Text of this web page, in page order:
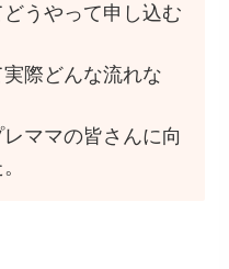
どうやって申し込む
実際どんな流れな
ママの皆さんに向